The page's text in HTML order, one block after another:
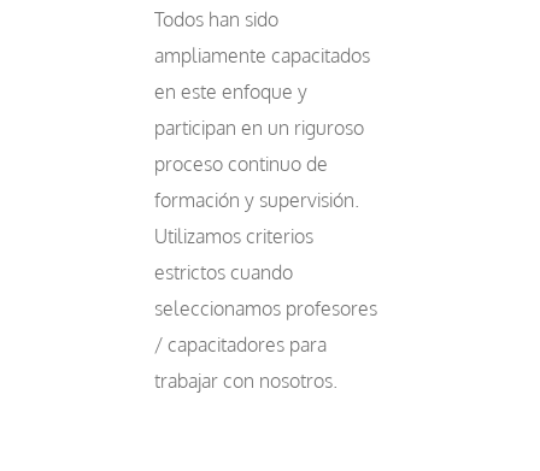
Todos han sido
ampliamente capacitados
en este enfoque y
participan en un riguroso
proceso continuo de
formación y supervisión.
Utilizamos criterios
estrictos cuando
seleccionamos profesores
/ capacitadores para
trabajar con nosotros.